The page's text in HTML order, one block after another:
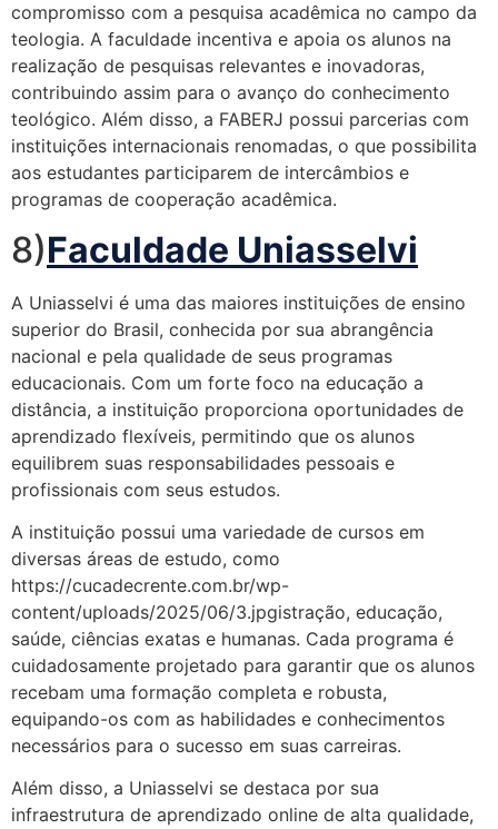
compromisso com a pesquisa acadêmica no campo da
teologia. A faculdade incentiva e apoia os alunos na
realização de pesquisas relevantes e inovadoras,
contribuindo assim para o avanço do conhecimento
teológico. Além disso, a FABERJ possui parcerias com
instituições internacionais renomadas, o que possibilita
aos estudantes participarem de intercâmbios e
programas de cooperação acadêmica.
8)Faculdade Uniasselvi
A Uniasselvi é uma das maiores instituições de ensino
superior do Brasil, conhecida por sua abrangência
nacional e pela qualidade de seus programas
educacionais. Com um forte foco na educação a
distância, a instituição proporciona oportunidades de
aprendizado flexíveis, permitindo que os alunos
equilibrem suas responsabilidades pessoais e
profissionais com seus estudos.
A instituição possui uma variedade de cursos em
diversas áreas de estudo, como
https://cucadecrente.com.br/wp-
content/uploads/2025/06/3.jpgistração, educação,
saúde, ciências exatas e humanas. Cada programa é
cuidadosamente projetado para garantir que os alunos
recebam uma formação completa e robusta,
equipando-os com as habilidades e conhecimentos
necessários para o sucesso em suas carreiras.
Além disso, a Uniasselvi se destaca por sua
infraestrutura de aprendizado online de alta qualidade,